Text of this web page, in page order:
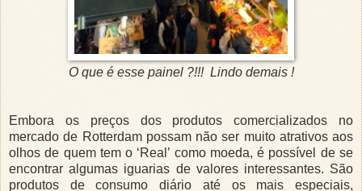
O que é esse painel ?!!! Lindo demais !
Embora os preços dos produtos comercializados no
mercado de Rotterdam possam não ser muito atrativos aos
olhos de quem tem o ‘Real’ como moeda, é possível de se
encontrar algumas iguarias de valores interessantes. São
produtos de consumo diário até os mais especiais,